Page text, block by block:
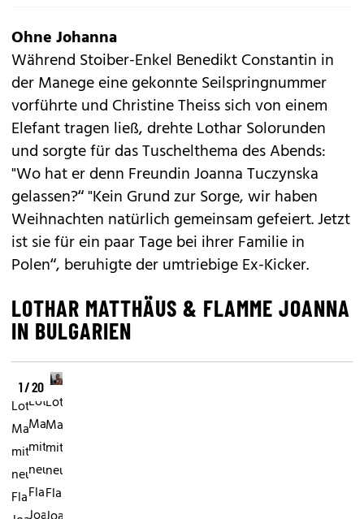
Ohne Johanna
Während Stoiber-Enkel Benedikt Constantin in
der Manege eine gekonnte Seilspringnummer
vorführte und Christine Theiss sich von einem
Elefant tragen ließ, drehteLotharSolorunden
und sorgte für das Tuschelthema des Abends:
"Wo hat er denn Freundin Joanna Tuczynska
gelassen?“ "Kein Grund zur Sorge, wir haben
Weihnachten natürlich gemeinsam gefeiert. Jetzt
ist sie für ein paar Tage bei ihrer Familie in
Polen“, beruhigte der umtriebige Ex-Kicker.
LOTHAR MATTHÄUS & FLAMME JOANNA
IN BULGARIEN
1 / 20
Lothar
Matthäus
mit
neuer
Flamme
Lothar
Matthäus
mit
neuer
Flamme
Lothar
Matthäus
mit
neuer
Flamme